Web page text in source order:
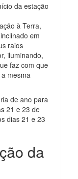
da estação
à Terra,
em
raios
iluminando,
faz com que
mesma
de ano para
21 e 23 de
dias 21 e 23
da